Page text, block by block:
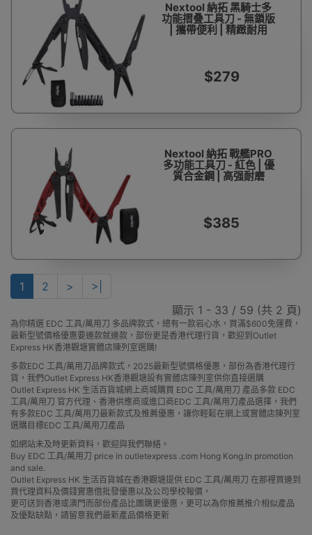
Nextool 納拓 黑騎士多
功能摺叠工具刀 - 無鎖版
| 攜帶便利 | 精緻耐用
$279
Nextool 納拓 戰艦PRO
多功能工具刀 - 紅色 | 優
質合金鋼 | 高强耐磨
$385
1 2 >
>|
顯示 1 - 33 / 59 (共 2 頁)
為你精選 EDC 工具/萬用刀 多品牌款式，總有一款岩心水，買滿$600免運費，
最新型號價格優惠要邊款就邊款，部份更是香港代理行貨，歡迎到Outlet
Express HK香港觀塘實體店陳列室選購!
多款EDC 工具/萬用刀品牌款式，2025最新型號價格優惠，部份為香港代理行
貨，我們Outlet Express HK香港觀塘設有實體店陳列室供你直接選購
Outlet Express HK 生活百貨城網上商城購買 EDC 工具/萬用刀 產品多款 EDC
工具/萬用刀 官方代理、香港供應商或進口商EDC 工具/萬用刀產品選擇，我們
有多款EDC 工具/萬用刀最新款式及推薦優惠，讓你輕鬆在網上或實體店陳列室
選購目標EDC 工具/萬用刀產品
如網站未及時更新資料，歡迎與我們聯絡。
Buy EDC 工具/萬用刀 price in outletexpress .com Hong Kong.In promotion
and sale.
Outlet Express HK 生活百貨城在香港觀塘提供 EDC 工具/萬用刀 在那裡買邊到
買代理資料及價錢實惠借批發優惠以及公司學校報價，
更可送到香港或澳門而部份產品比團購更優惠，更可以為你推薦推介相似產品
及優點缺點，請留意我們最新產品價格更新